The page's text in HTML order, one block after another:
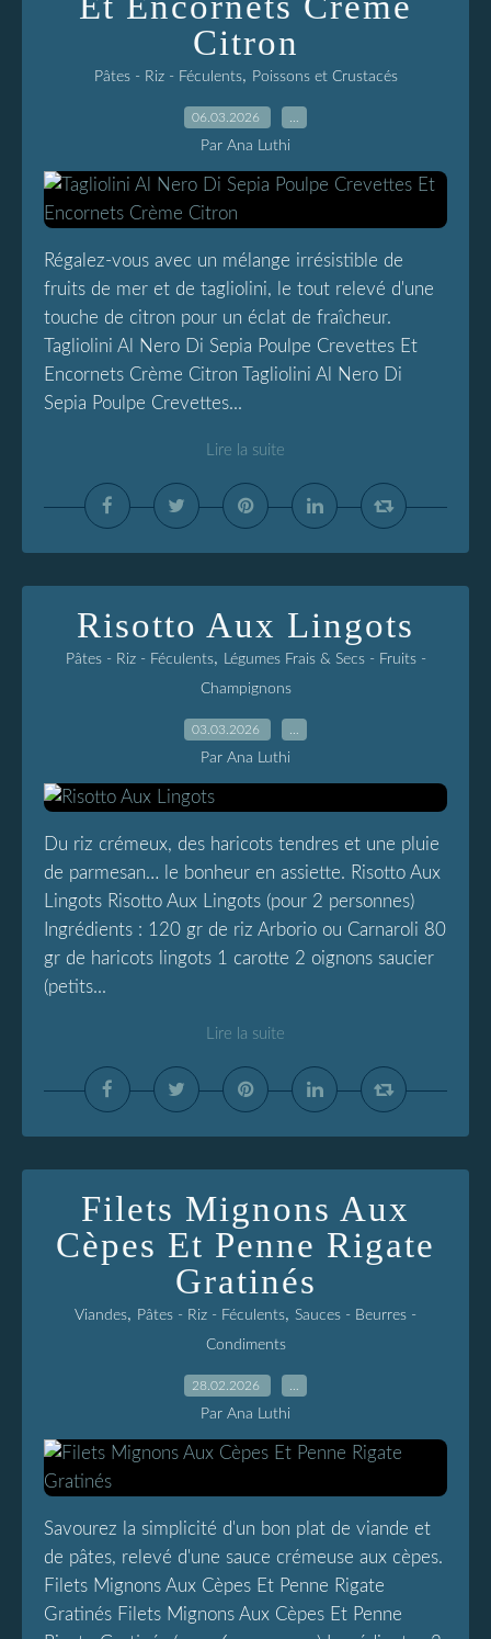
Citron
Pâtes - Riz - Féculents, Poissons et Crustacés
06.03.2026
Par Ana Luthi
Régalez-vous avec un mélange irrésistible de
fruits de mer et de tagliolini, le tout relevé d'une
touche de citron pour un éclat de fraîcheur.
Tagliolini Al Nero Di Sepia Poulpe Crevettes Et
Encornets Crème Citron Tagliolini Al Nero Di
Sepia Poulpe Crevettes...
Lire la suite
Risotto Aux Lingots
Pâtes - Riz - Féculents, Légumes Frais & Secs - Fruits -
Champignons
03.03.2026
Par Ana Luthi
Du riz crémeux, des haricots tendres et une pluie
de parmesan… le bonheur en assiette. Risotto Aux
Lingots Risotto Aux Lingots (pour 2 personnes)
Ingrédients : 120 gr de riz Arborio ou Carnaroli 80
gr de haricots lingots 1 carotte 2 oignons saucier
(petits...
Lire la suite
Filets Mignons Aux
Cèpes Et Penne Rigate
Gratinés
Viandes, Pâtes - Riz - Féculents, Sauces - Beurres -
Condiments
28.02.2026
Par Ana Luthi
Savourez la simplicité d'un bon plat de viande et
de pâtes, relevé d'une sauce crémeuse aux cèpes.
Filets Mignons Aux Cèpes Et Penne Rigate
Gratinés Filets Mignons Aux Cèpes Et Penne